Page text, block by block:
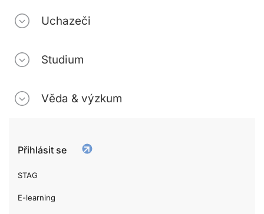
Uchazeči
Studium
Věda & výzkum
Přihlásit se
STAG
E-learning